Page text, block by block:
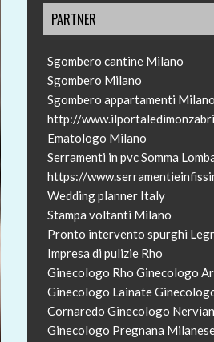
PARTNER
Sgombero cantine Milano
Sgombero Milano
Sgombero appartamenti Milano
http://
Ematologo Milano
Serramenti in pvc Somma
https://
Wedding planner Italy
Stampa voltanti Milano
Pronto intervento spurghi
Impresa di pulizie Rho
Ginecologo Rho Ginecologo
Ginecologo Lainate
Cornaredo Ginecologo
Ginecologo Pregnana